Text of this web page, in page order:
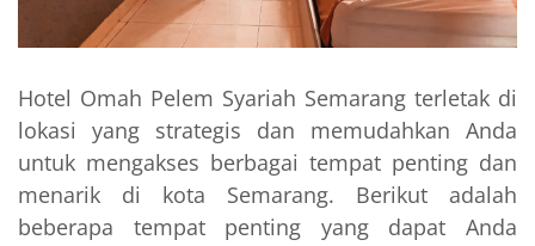
Hotel Omah Pelem Syariah Semarang terletak di
lokasi yang strategis dan memudahkan Anda
untuk mengakses berbagai tempat penting dan
menarik di kota Semarang. Berikut adalah
beberapa tempat penting yang dapat Anda